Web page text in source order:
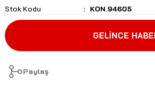
Stok Kodu
KON.94605
GELİNCE
Paylaş